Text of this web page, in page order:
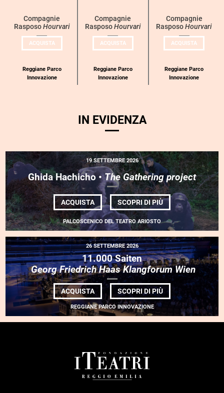
categoria
Compagnie
RasposoHourvari
ACQUISTAUN
BIGLIETTO
Reggiane Parco
Innovazione
Compagnie
RasposoHourvari
ACQUISTAUN
BIGLIETTO
Reggiane Parco
Innovazione
Compagnie
RasposoHourvari
ACQUISTAUN
BIGLIETTO
Reggiane Parco
Innovazione
IN EVIDENZA
19 SETTEMBRE 2026
Ghida Hachicho •The Gathering project
ACQUISTA SCOPRI DI PIÙDI
GHIDA HACHICHO
<EM>THE
GATHERING
PROJECT</EM>
PALCOSCENICO DEL TEATRO ARIOSTO
26 SETTEMBRE 2026
11.000 Saiten
Georg Friedrich Haas Klangforum Wien
ACQUISTA SCOPRI DI PIÙDI
11.000
SAITEN<BR>
FRIEDRICH
HAAS
REGGIANE PARCO INNOVAZIONE